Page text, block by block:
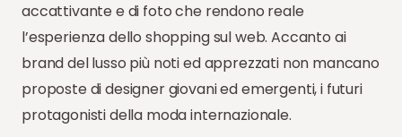
accattivante e di foto che rendono reale
l’esperienza dello shopping sul web. Accanto ai
brand del lusso più noti ed apprezzati non mancano
proposte di designer giovani ed emergenti, i futuri
protagonisti della moda internazionale.